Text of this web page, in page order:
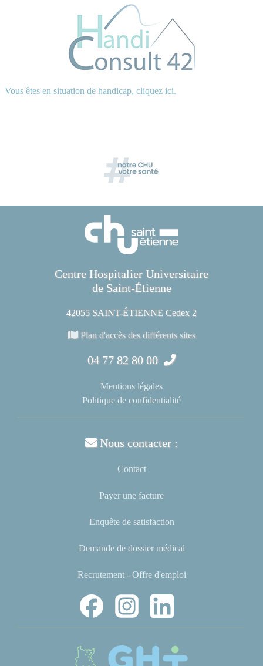
Vous êtes en situation de handicap, cliquez ici.
Centre Hospitalier Universitaire
de Saint-Étienne
42055 SAINT-ÉTIENNE Cedex 2
Plan d'accès des différents sites
04 77 82 80 00
Mentions légales
Politique de confidentialité
Nous contacter :
Contact
Payer une facture
Enquête de satisfaction
Demande de dossier médical
Recrutement - Offre d'emploi